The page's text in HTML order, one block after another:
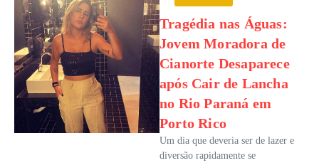
Tragédia nas Águas:
Jovem Moradora de
Cianorte Desaparece
após Cair de Lancha
no Rio Paraná em
Porto Rico
Um dia que deveria ser de lazer e
diversão rapidamente se